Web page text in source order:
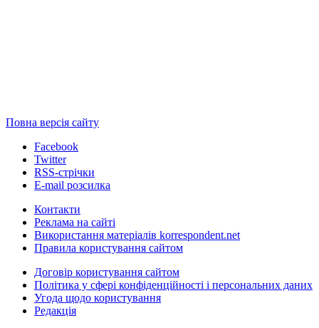
Повна версія сайту
Facebook
Twitter
RSS-стрічки
E-mail розсилка
Контакти
Реклама на сайті
Використання матеріалів korrespondent.net
Правила користування сайтом
Договір користування сайтом
Політика у сфері конфіденційності і персональних даних
Угода щодо користування
Редакція